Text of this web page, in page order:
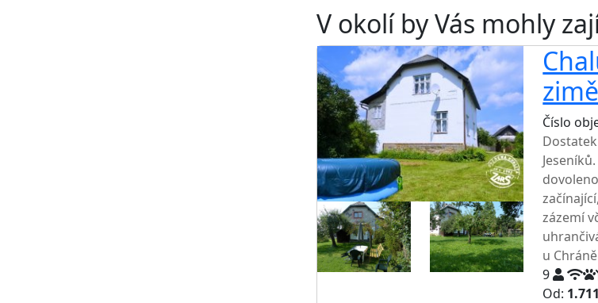
V okolí by Vás mohly
Číslo
zázemí
u
9
Od: